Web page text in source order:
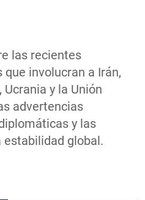
las recientes
involucran a Irán,
Ucrania y la Unión
advertencias
y las
estabilidad global.